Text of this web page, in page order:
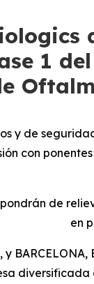
1
y de
con
de
en